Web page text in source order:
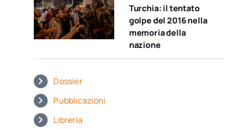
Turchia: il tentato
golpe del 2016 nella
memoria della
nazione
Dossier
Pubblicazioni
Libreria